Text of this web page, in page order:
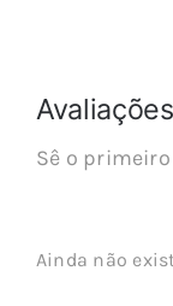
Sê o
Ainda não